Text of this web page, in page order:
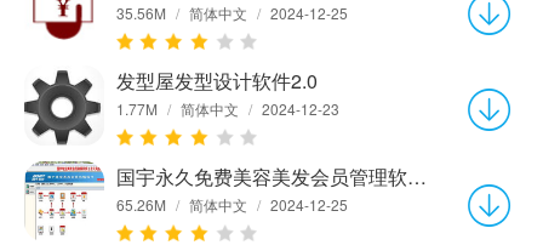
35.56M / 简体中文 / 2024-12-25
发型屋发型设计软件2.0
1.77M / 简体中文 / 2024-12-23
国宇永久免费美容美发会员管理软件20160501
65.26M / 简体中文 / 2024-12-25